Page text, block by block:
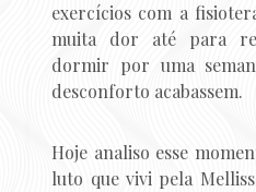
exercícios com a
muita dor até para
dormir por uma
desconforto acabassem.
Hoje analiso esse
luto que vivi pela